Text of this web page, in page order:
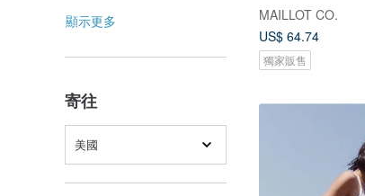
顯示更多
寄往
美國
MAILLOT CO.
US$ 64.74
獨家販售